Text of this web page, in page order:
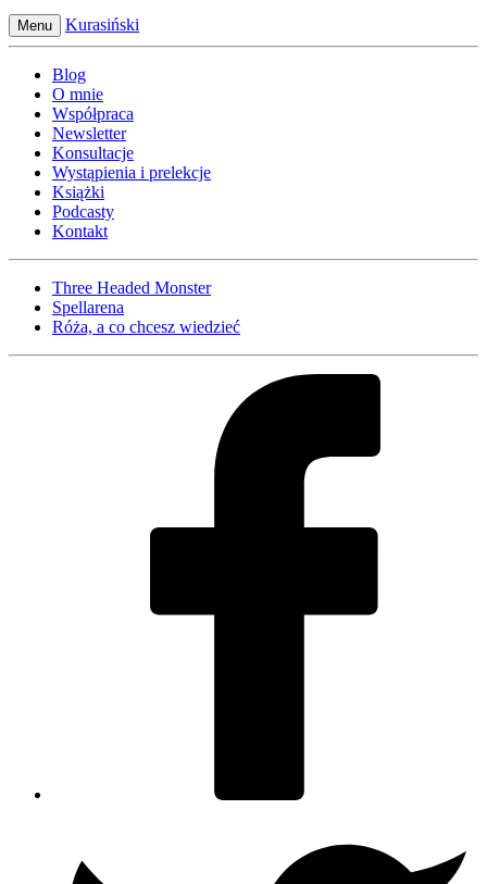
Menu Kurasiński
Blog
O mnie
Współpraca
Newsletter
Konsultacje
Wystąpienia i prelekcje
Książki
Podcasty
Kontakt
Three Headed Monster
Spellarena
Róża, a co chcesz wiedzieć